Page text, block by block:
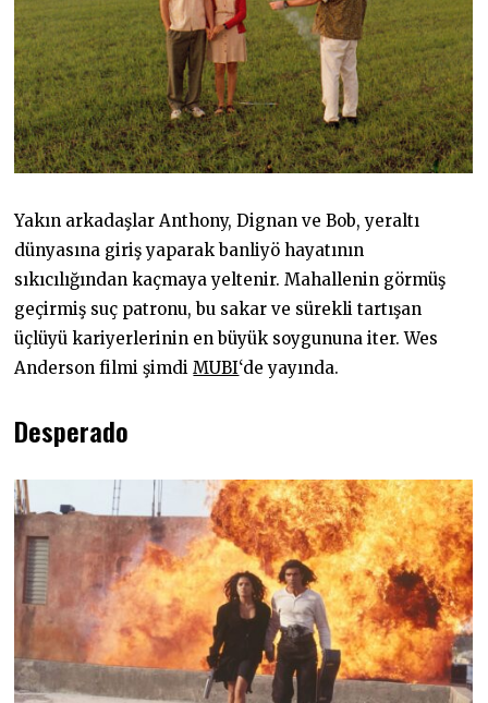
Yakın arkadaşlar Anthony, Dignan ve Bob, yeraltı
dünyasına giriş yaparak banliyö hayatının
sıkıcılığından kaçmaya yeltenir. Mahallenin görmüş
geçirmiş suç patronu, bu sakar ve sürekli tartışan
üçlüyü kariyerlerinin en büyük soygununa iter. Wes
Anderson filmi şimdiMUBI‘de yayında.
Desperado